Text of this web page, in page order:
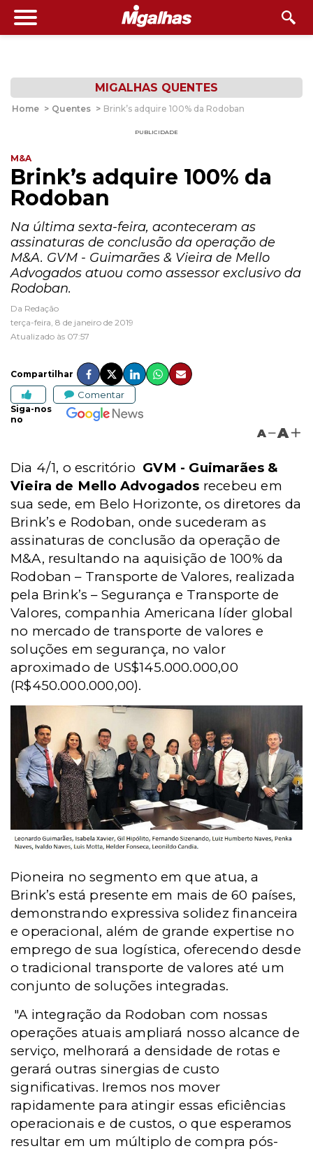
MIGALHAS QUENTES
Home > Quentes > Brink’s adquire 100% da Rodoban
PUBLICIDADE
M&A
Brink’s adquire 100% da
Rodoban
Na última sexta-feira, aconteceram as
assinaturas de conclusão da operação de
M&A. GVM - Guimarães & Vieira de Mello
Advogados atuou como assessor exclusivo da
Rodoban.
Da Redação
terça-feira, 8 de janeiro de 2019
Atualizado às 07:57
Compartilhar
Comentar
Siga-nos
no
A A
Dia 4/1, o escritório GVM - Guimarães &
Vieira de Mello Advogados recebeu em
sua sede, em Belo Horizonte, os diretores da
Brink’s e Rodoban, onde sucederam as
assinaturas de conclusão da operação de
M&A, resultando na aquisição de 100% da
Rodoban – Transporte de Valores, realizada
pela Brink’s – Segurança e Transporte de
Valores, companhia Americana líder global
no mercado de transporte de valores e
soluções em segurança, no valor
aproximado de US$145.000.000,00
(R$450.000.000,00).
Pioneira no segmento em que atua, a
Brink’s está presente em mais de 60 países,
demonstrando expressiva solidez financeira
e operacional, além de grande expertise no
emprego de sua logística, oferecendo desde
o tradicional transporte de valores até um
conjunto de soluções integradas.
"A integração da Rodoban com nossas
operações atuais ampliará nosso alcance de
serviço, melhorará a densidade de rotas e
gerará outras sinergias de custo
significativas. Iremos nos mover
rapidamente para atingir essas eficiências
operacionais e de custos, o que esperamos
resultar em um múltiplo de compra pós-